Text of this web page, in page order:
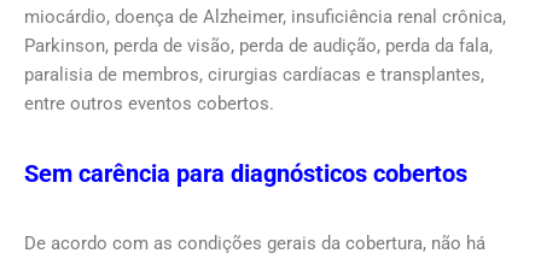
miocárdio, doença de Alzheimer, insuficiência renal crônica,
Parkinson, perda de visão, perda de audição, perda da fala,
paralisia de membros, cirurgias cardíacas e transplantes,
entre outros eventos cobertos.
Sem carência para diagnósticos cobertos
De acordo com as condições gerais da cobertura, não há